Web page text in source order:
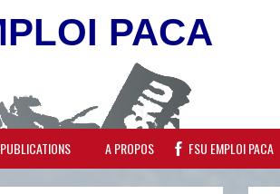
PACA
PUBLICATIONS A PROPOS FSU EMPLOI PACA